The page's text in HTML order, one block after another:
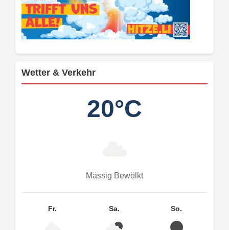
Wetter & Verkehr
20°C
Mässig Bewölkt
Fr. Sa. So.